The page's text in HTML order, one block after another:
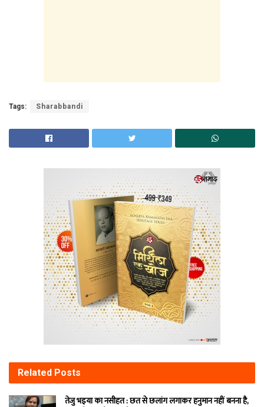
Tags: Sharabbandi
Related Posts
तेजु भइया का नसीहत : छत से छलांग लगाकर हनुमान नहीं बनना है,